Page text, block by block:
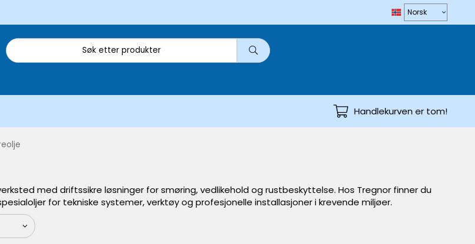
Handlekurven er tom!
med driftssikre løsninger for smøring, vedlikehold og rustbeskyttelse. Hos Tregnor finner du
for tekniske systemer, verktøy og profesjonelle installasjoner i krevende miljøer.